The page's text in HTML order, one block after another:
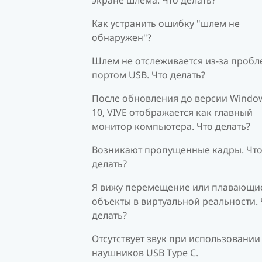
Как устранить ошибку "шлем не
обнаружен"?
Шлем не отслеживается из-за
портом USB. Что делать?
После обновления до версии
10, VIVE отображается как главный
монитор компьютера. Что делать?
Возникают пропущенные кадры. Что
делать?
Я вижу перемещение или
объекты в виртуальной реальности.
делать?
Отсутствует звук при использовании
наушников USB Type C.